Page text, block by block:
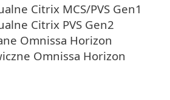
Citrix MCS/PVS Gen1
Citrix PVS Gen2
Omnissa Horizon
Omnissa Horizon